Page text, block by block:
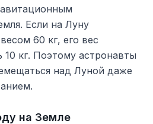
Если на Луну
60 кг, его вес
10 кг. Поэтому астронавты
над Луной даже
на Земле